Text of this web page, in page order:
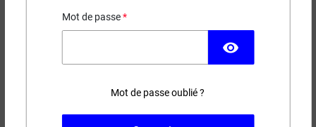
Mot de passe
visibility
Mot de passe oublié ?
EN STOCK
Contenance